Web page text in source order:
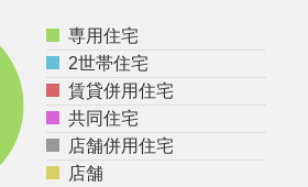
専用住宅
2世帯住宅
賃貸併用住宅
共同住宅
店舗併用住宅
店舗